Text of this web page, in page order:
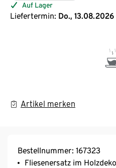
Auf Lager
Liefertermin: Do.,
Artikel merken
Bestellnummer: 167323
Fliesenersatz im